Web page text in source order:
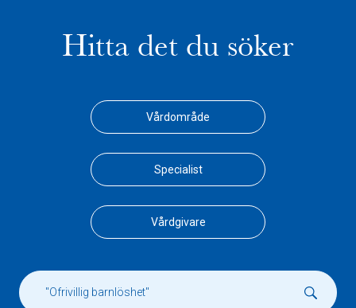
Hitta det du söker
Vårdområde
Specialist
Vårdgivare